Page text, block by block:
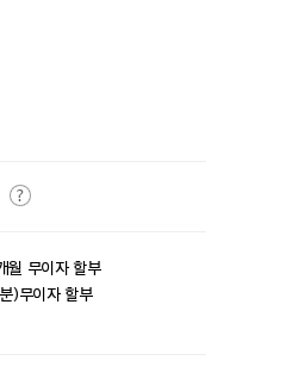
월 무이자 할부
)무이자 할부